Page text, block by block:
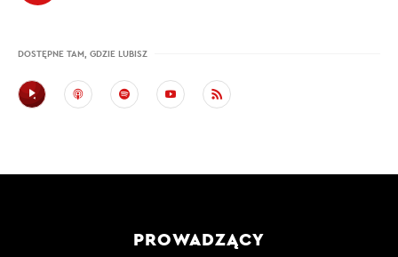
DOSTĘPNE TAM, GDZIE LUBISZ
PROWADZĄCY